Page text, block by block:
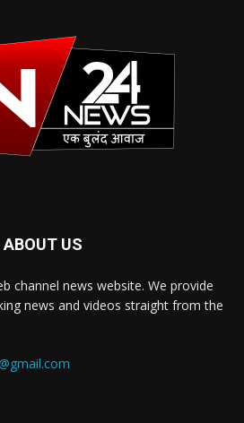
ABOUT US
channel news website. We provide
news and videos straight from the